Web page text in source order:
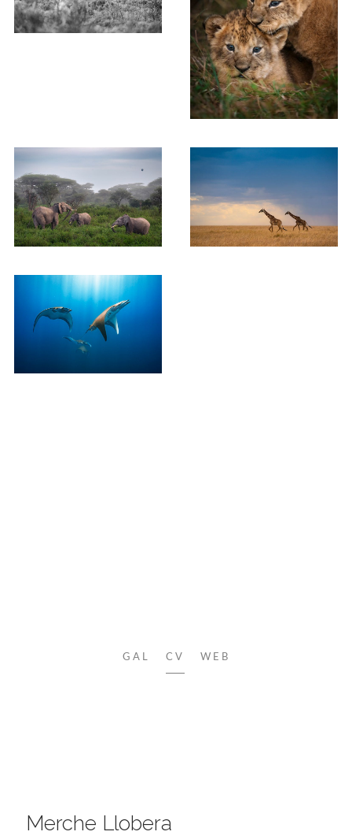
GAL CV WEB
Merche Llobera